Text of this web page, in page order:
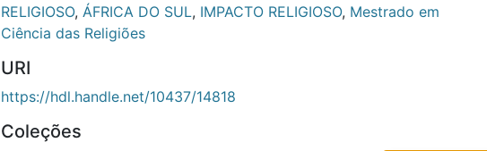
RELIGIOSO, ÁFRICA DO SUL, IMPACTO RELIGIOSO, Mestrado em
Ciência das Religiões
URI
https://hdl.handle.net/10437/14818
Coleções